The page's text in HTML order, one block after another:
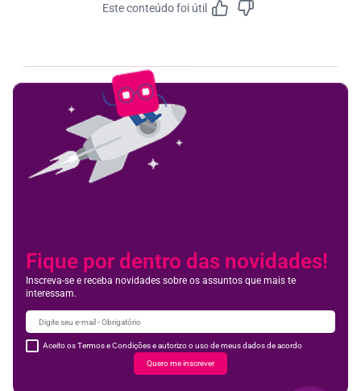
Este conteúdo foi útil
Fique por dentro das novidades!
Inscreva-se e receba novidades sobre os assuntos que mais te
interessam.
Aceito os Termos e Condições e autorizo o uso de meus dados de acordo
Quero me inscrever